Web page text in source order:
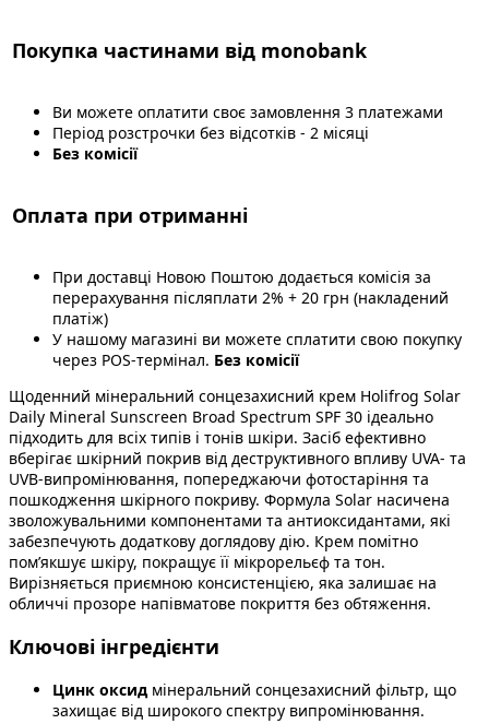
Покупка частинами від monobank
Ви можете оплатити своє замовлення 3 платежами
Період розстрочки без відсотків - 2 місяці
Без комісії
Оплата при отриманні
При доставці Новою Поштою додається комісія за
перерахування післяплати 2% + 20 грн (накладений
платіж)
У нашому магазині ви можете сплатити свою покупку
через POS-термінал. Без комісії
Щоденний мінеральний сонцезахисний крем Holifrog Solar
Daily Mineral Sunscreen Broad Spectrum SPF 30 ідеально
підходить для всіх типів і тонів шкіри. Засіб ефективно
вберігає шкірний покрив від деструктивного впливу UVA- та
UVB-випромінювання, попереджаючи фотостаріння та
пошкодження шкірного покриву. Формула Solar насичена
зволожувальними компонентами та антиоксидантами, які
забезпечують додаткову доглядову дію. Крем помітно
пом’якшує шкіру, покращує її мікрорельєф та тон.
Вирізняється приємною консистенцією, яка залишає на
обличчі прозоре напівматове покриття без обтяження.
Ключові інгредієнти
Цинк оксид мінеральний сонцезахисний фільтр, що
захищає від широкого спектру випромінювання.